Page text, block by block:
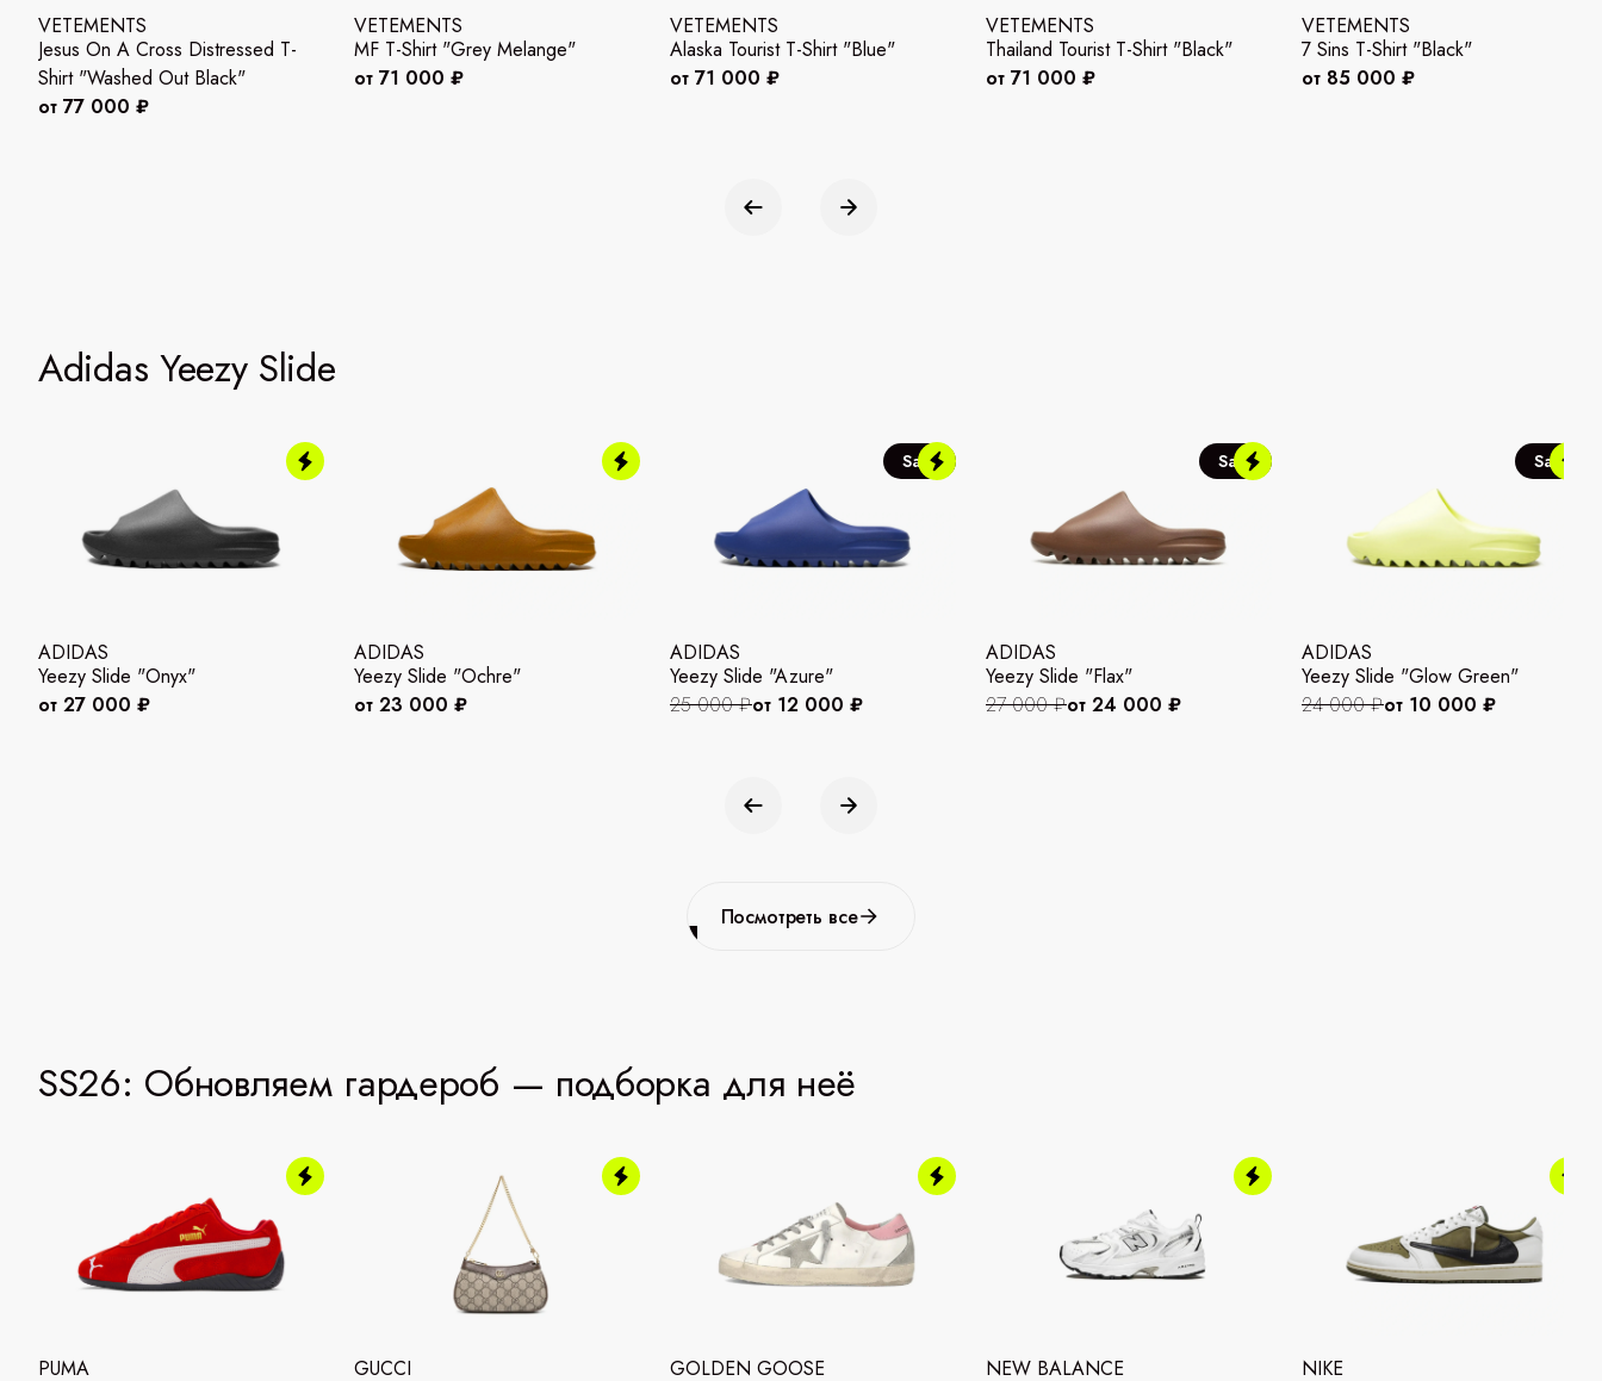
VETEMENTS
Jesus On A Cross Distressed T-
Shirt "Washed Out Black"
от 77 000 ₽
VETEMENTS
MF T-Shirt "Grey Melange"
от 71 000 ₽
VETEMENTS
Alaska Tourist T-Shirt "Blue"
от 71 000 ₽
VETEMENTS
Thailand Tourist T-Shirt "Black"
от 71 000 ₽
VETEMENTS
7 Sins T-Shirt "Black"
от 85 000 ₽
Adidas Yeezy Slide
ADIDAS
Yeezy Slide "Onyx"
от 27 000 ₽
ADIDAS
Yeezy Slide "Ochre"
от 23 000 ₽
Sale
ADIDAS
Yeezy Slide "Azure"
25 000 ₽от 12 000 ₽
Sale
ADIDAS
Yeezy Slide "Flax"
27 000 ₽от 24 000 ₽
Sale
ADIDAS
Yeezy Slide "Glow Green"
24 000 ₽от 10 000 ₽
Посмотреть все
SS26: Обновляем гардероб — подборка для неё
PUMA
GUCCI
GOLDEN GOOSE
NEW BALANCE
NIKE